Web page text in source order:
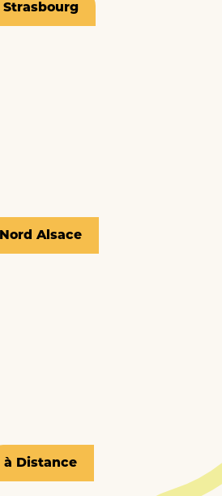
Strasbourg
Nord Alsace
à Distance